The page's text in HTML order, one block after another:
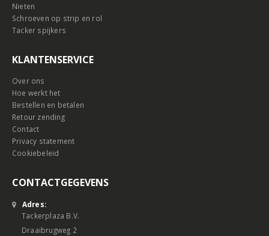
Nieten
Schroeven op strip en rol
Tacker spijkers
KLANTENSERVICE
Over ons
Hoe werkt het
Bestellen en betalen
Retour zending
Contact
Privacy statement
Cookiebeleid
CONTACTGEGEVENS
Adres:
Tackerplaza B.V.
Draaibrugweg 2